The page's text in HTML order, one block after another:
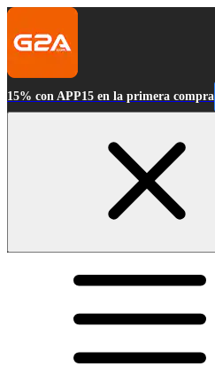
15% con APP15 en la primera compra